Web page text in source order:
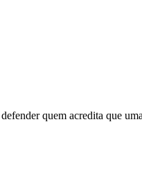
quem acredita que